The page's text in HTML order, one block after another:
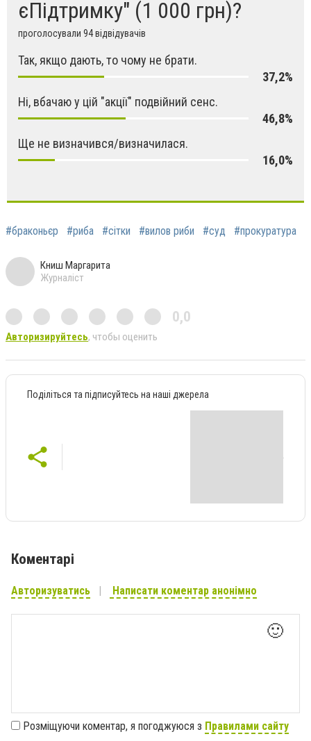
єПідтримку" (1 000 грн)?
проголосували 94 відвідувачів
Так, якщо дають, то чому не брати.
37,2%
Ні, вбачаю у цій "акції" подвійний сенс.
46,8%
Ще не визначився/визначилася.
16,0%
#браконьєр #риба #сітки #вилов риби #суд #прокуратура
Книш Маргарита
Журналіст
0,0
Авторизируйтесь, чтобы оценить
Поділіться та підписуйтесь на наші джерела
Коментарі
Авторизуватись Написати коментар анонімно
🙂
Розміщуючи коментар, я погоджуюся з Правилами сайту